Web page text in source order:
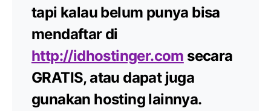
tapi kalau belum punya bisa
mendaftar di
http://idhostinger.com secara
GRATIS, atau dapat juga
gunakan hosting lainnya.